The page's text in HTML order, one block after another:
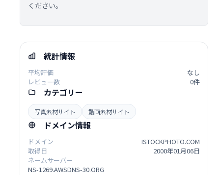
ください。
統計情報
平均評価
なし
レビュー数
0件
カテゴリー
写真素材サイト 動画素材サイト
ドメイン情報
ドメイン
ISTOCKPHOTO.COM
取得日
2000年01月06日
ネームサーバー
NS-1269.AWSDNS-30.ORG